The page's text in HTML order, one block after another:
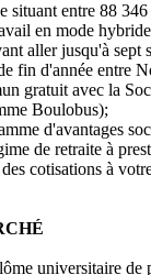
situant entre 88
en mode
aller jusqu'à sept
fin d'année entre
gratuit avec la
Boulobus);
d'avantages
de retraite à
cotisations à
universitaire de